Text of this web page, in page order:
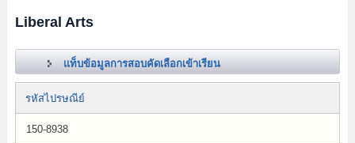
Liberal Arts
แท็บข้อมูลการสอบคัดเลือกเข้าเรียน
รหัสไปรษณีย์
150-8938